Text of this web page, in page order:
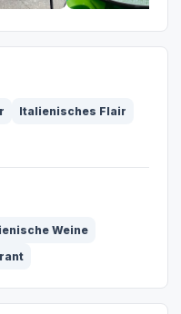
Italienisches Flair
Weine